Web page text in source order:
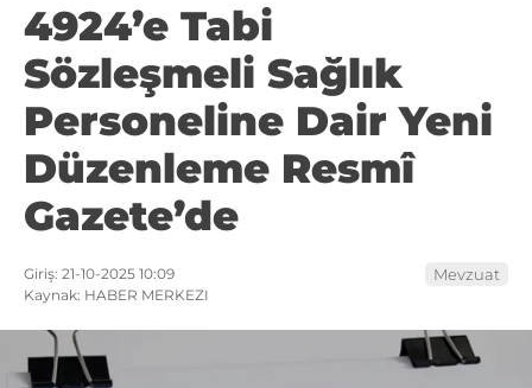
4924’e Tabi
Sözleşmeli Sağlık
Personeline Dair Yeni
Düzenleme Resmî
Gazete’de
Giriş: 21-10-2025 10:09
Kaynak: HABER MERKEZI
Mevzuat